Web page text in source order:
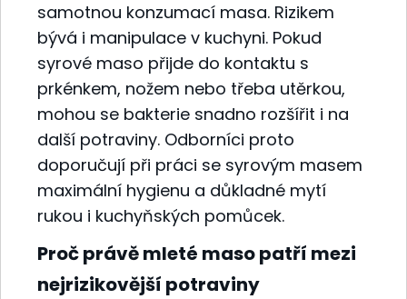
samotnou konzumací masa. Rizikem
bývá i manipulace v kuchyni. Pokud
syrové maso přijde do kontaktu s
prkénkem, nožem nebo třeba utěrkou,
mohou se bakterie snadno rozšířit i na
další potraviny. Odborníci proto
doporučují při práci se syrovým masem
maximální hygienu a důkladné mytí
rukou i kuchyňských pomůcek.
Proč právě mleté maso patří mezi
nejrizikovější potraviny